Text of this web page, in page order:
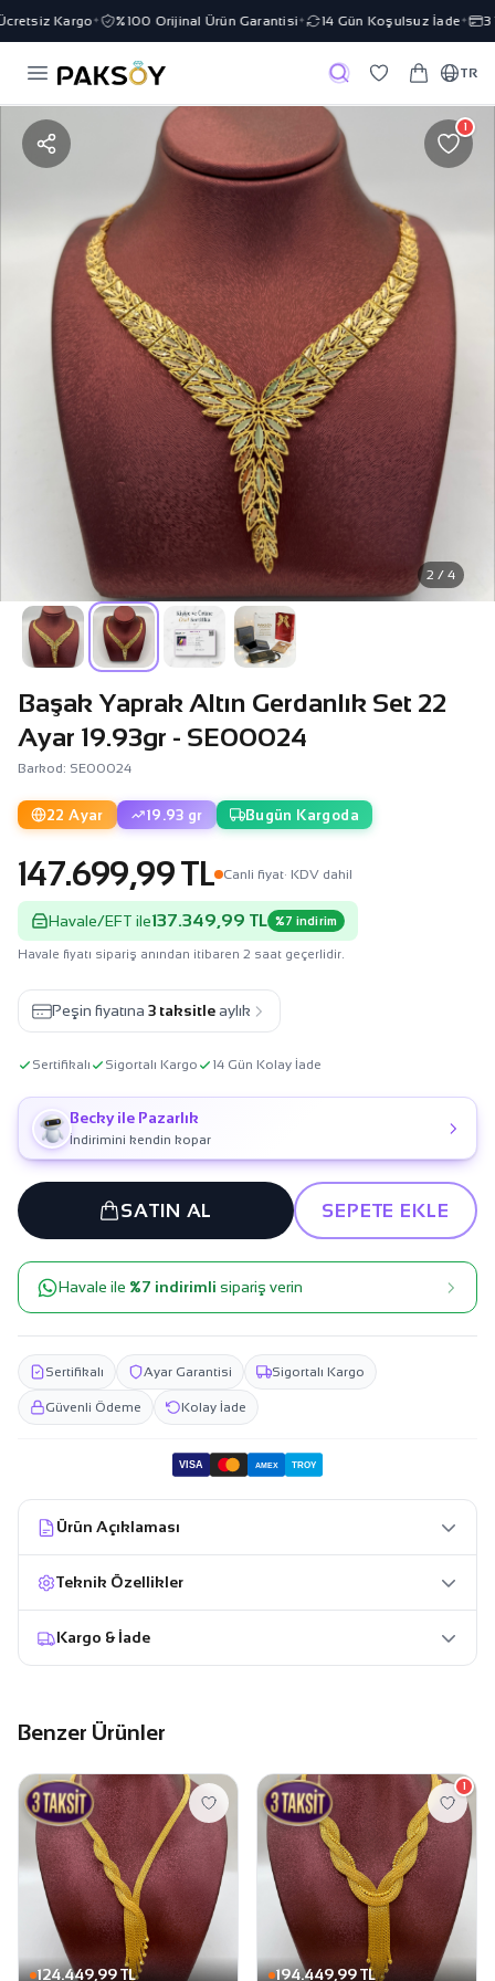
Kargo✦ %100 Orijinal Ürün Garantisi ✦ 14 Gün Koşulsuz İade✦ 3
TR
1
2 / 4
Başak Yaprak Altın Gerdanlık Set 22
Ayar 19.93gr - SE00024
Barkod: SE00024
22 Ayar 19.93 gr Bugün Kargoda
147.699,99 TL Canli fiyat· KDV dahil
Havale/EFT ile137.349,99 TL %7 indirim
Havale fiyatı sipariş anından itibaren 2 saat geçerlidir.
Peşin fiyatına 3 taksitle aylık
Sertifikalı Sigortalı Kargo 14 Gün Kolay İade
Becky ile Pazarlık
İndirimini kendin kopar
SATIN AL SEPETE EKLE
Havale ile %7 indirimli sipariş verin
Sertifikalı Ayar Garantisi Sigortalı Kargo
Güvenli Ödeme Kolay İade
VISA AMEX TROY
Ürün Açıklaması
Teknik Özellikler
Kargo & İade
Benzer Ürünler
124.449,99 TL 194.449,99 TL
1